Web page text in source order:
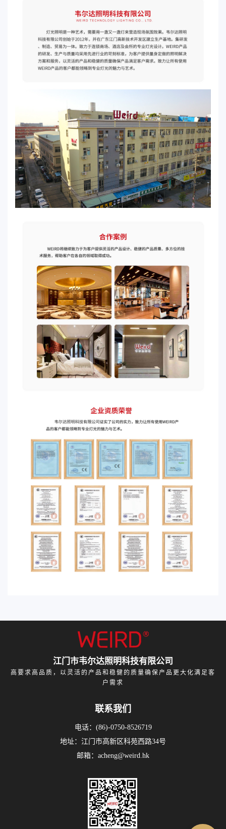
江门市韦尔达照明科技有限公司
高要求高品质，以灵活的产品和稳健的质量确保产品更大化满足客
户需求
联系我们
电话：(86)-0750-8526719
地址：江门市高新区科苑西路34号
邮箱：acheng@weird.hk